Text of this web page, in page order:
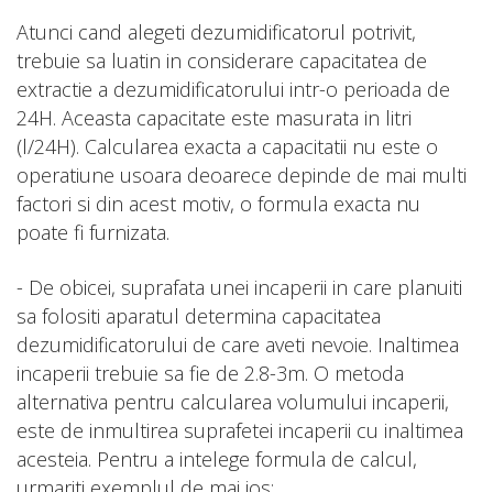
Atunci cand alegeti dezumidificatorul potrivit,
trebuie sa luatin in considerare capacitatea de
extractie a dezumidificatorului intr-o perioada de
24H. Aceasta capacitate este masurata in litri
(l/24H). Calcularea exacta a capacitatii nu este o
operatiune usoara deoarece depinde de mai multi
factori si din acest motiv, o formula exacta nu
poate fi furnizata.
- De obicei, suprafata unei incaperii in care planuiti
sa folositi aparatul determina capacitatea
dezumidificatorului de care aveti nevoie. Inaltimea
incaperii trebuie sa fie de 2.8-3m. O metoda
alternativa pentru calcularea volumului incaperii,
este de inmultirea suprafetei incaperii cu inaltimea
acesteia. Pentru a intelege formula de calcul,